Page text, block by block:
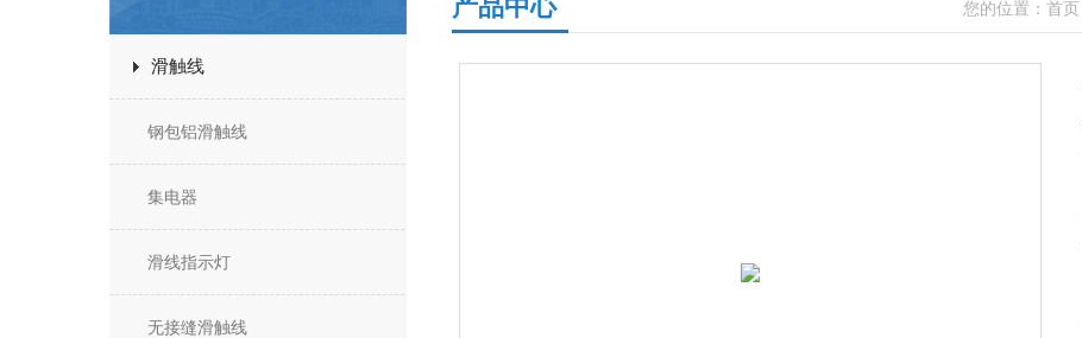
滑触线
钢包铝滑触线
集电器
滑线指示灯
无接缝滑触线
您的位置： 首页
产品中心